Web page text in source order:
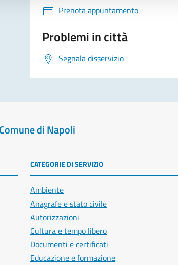
Prenota appuntamento
Problemi in città
Segnala disservizio
Comune di Napoli
CATEGORIE DI SERVIZIO
Ambiente
Anagrafe e stato civile
Autorizzazioni
Cultura e tempo libero
Documenti e certificati
Educazione e formazione